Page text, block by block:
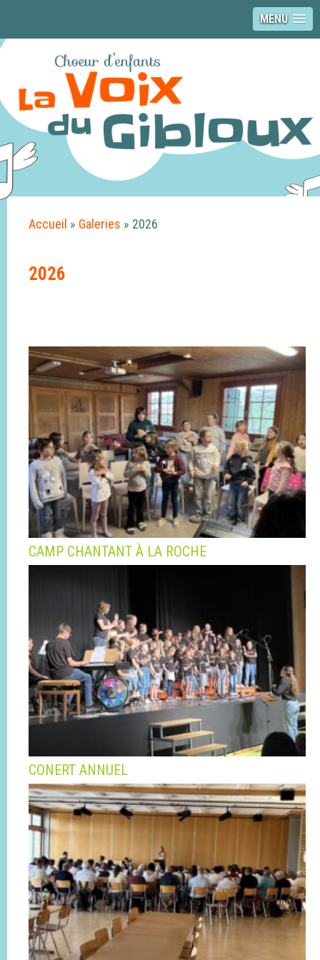
MENU
Accueil » Galeries » 2026
2026
CAMP CHANTANT À LA ROCHE
CONERT ANNUEL